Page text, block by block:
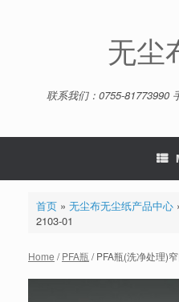
无尘
联系我们：0755-81773990
首页» 无尘布无尘纸产品中心
2103-01
Home /PFA瓶 / PFA瓶(洗净处理)